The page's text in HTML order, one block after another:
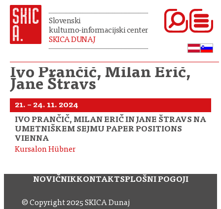
Slovenski
kulturno-informacijski center
SKICA DUNAJ
Ivo Prančič, Milan Erič,
Jane Štravs
21. – 24. 11. 2024
IVO PRANČIČ, MILAN ERIČ IN JANE ŠTRAVS NA
UMETNIŠKEM SEJMU PAPER POSITIONS
VIENNA
Kursalon Hübner
NOVIČNIKKONTAKTSPLOŠNI POGOJI
© Copyright 2025 SKICA Dunaj